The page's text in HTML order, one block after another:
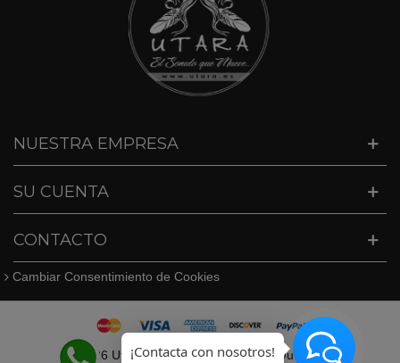
NUESTRA EMPRESA
SU CUENTA
CONTACTO
Cambiar Consentimiento de Cookies
© 2026 Utara · Tel. 627409747 · info@utara.es
¡Contacta con nosotros!